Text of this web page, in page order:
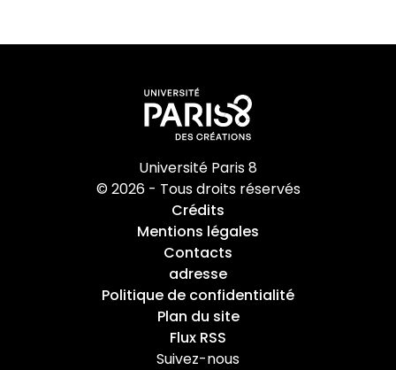
Université Paris 8
© 2026 - Tous droits réservés
Crédits
Mentions légales
Contacts
adresse
Politique de confidentialité
Plan du site
Flux RSS
Suivez-nous